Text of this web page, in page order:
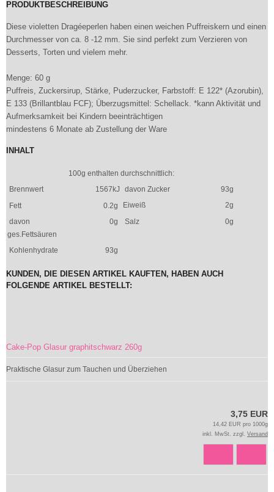
PRODUKTBESCHREIBUNG
Diese violetten Dragéeperlen haben einen weichen Puffreiskern und einen
Durchmesser von ca. 8 -12 mm. Sie sind perfekt zum Verzieren von
Desserts, Torten und vielem mehr.
Menge: 60 g
Puffreis, Zuckersirup, Stärke, Puderzucker, Farbstoff: E 122* (Azorubin),
E 133 (Brillantblau FCF); Überzugsmittel: Schellack. *kann Aktivität und
Aufmerksamkeit bei Kindern beeinträchtigen
mindestens 6 Monate ab Zustellung der Ware
INHALT
100g enthalten durchschnittlich:
Brennwert
1567kJ davon Zucker
93g
Fett
0.2g Eiweiß
2g
davon
ges.Fettsäuren
0g Salz 0g
Kohlenhydrate 93g
KUNDEN, DIE DIESEN ARTIKEL KAUFTEN, HABEN AUCH
FOLGENDE ARTIKEL BESTELLT:
Cake-Pop Glasur graphitschwarz 260g
Praktische Glasur zum Tauchen und Überziehen
3,75 EUR
14,42 EUR pro 1000g
inkl. MwSt. zzgl. Versand